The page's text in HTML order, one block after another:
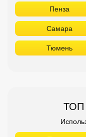
Пенза
Самара
Тюмень
ТОП